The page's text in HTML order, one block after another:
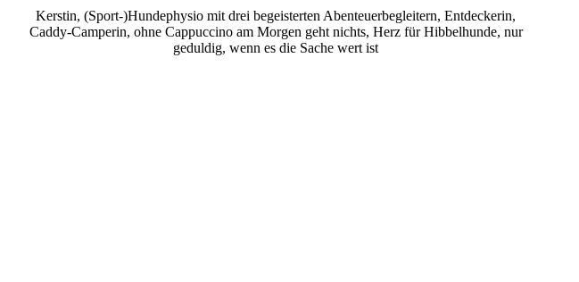
Kerstin, (Sport-)Hundephysio mit drei begeisterten Abenteuerbegleitern, Entdeckerin,
Caddy-Camperin, ohne Cappuccino am Morgen geht nichts, Herz für Hibbelhunde, nur
geduldig, wenn es die Sache wert ist